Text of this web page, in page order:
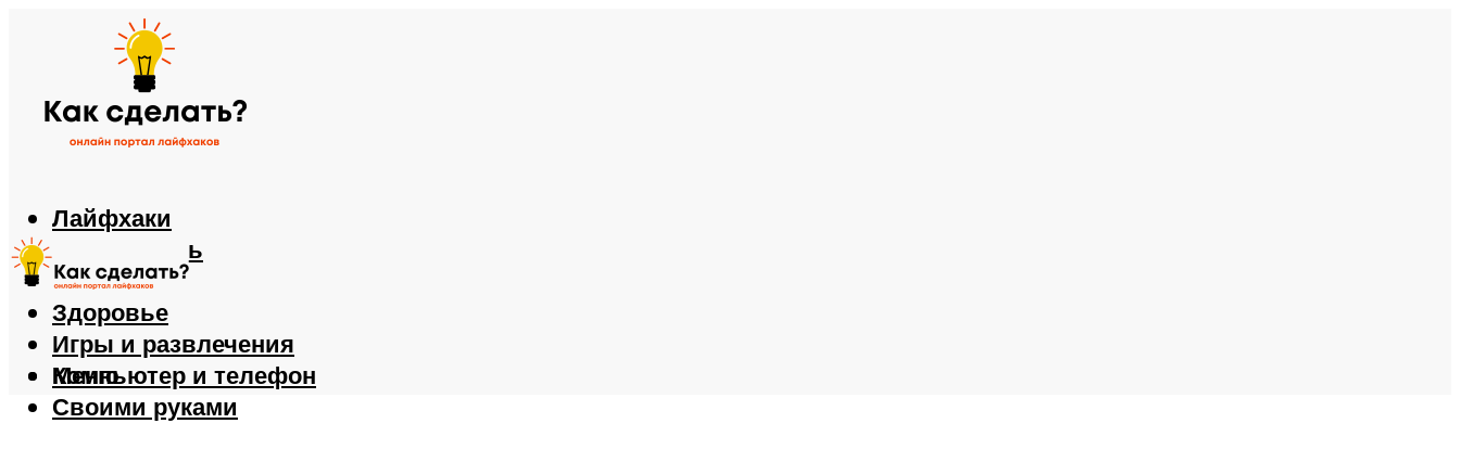
Лайфхаки
Автомобиль
Еда
Здоровье
Игры и развлечения
Компьютер и телефон
Своими руками
Меню